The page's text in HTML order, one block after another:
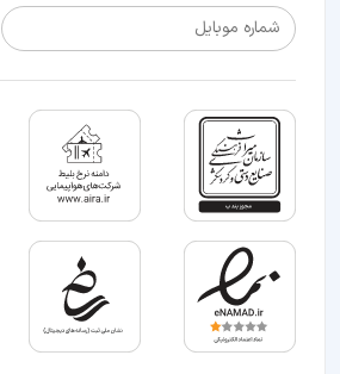
شماره موبایل